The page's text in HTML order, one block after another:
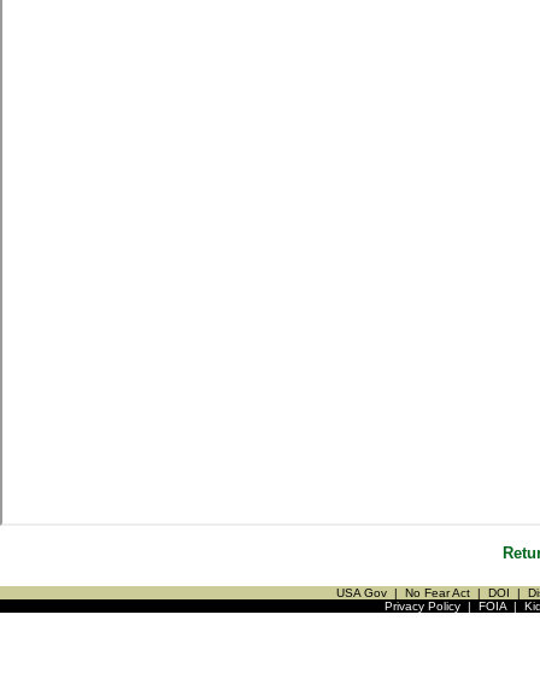
USA Gov | No Fear Act | DOI |
Privacy Policy| FOIA|